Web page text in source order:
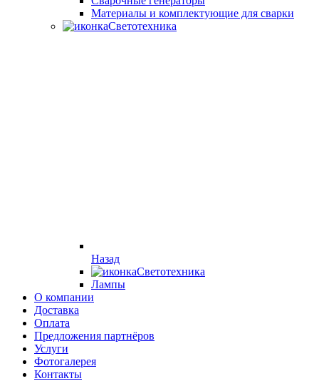
Материалы и комплектующие для сварки
Светотехника
Назад
Светотехника
Лампы
О компании
Доставка
Оплата
Предложения партнёров
Услуги
Фотогалерея
Контакты